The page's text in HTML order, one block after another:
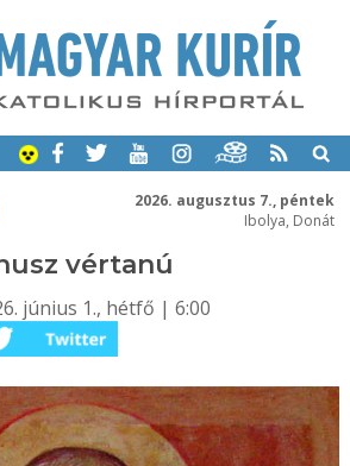
2026. augusztus 7., péntek
Ibolya, Donát
vértanú
június 1., hétfő | 6:00